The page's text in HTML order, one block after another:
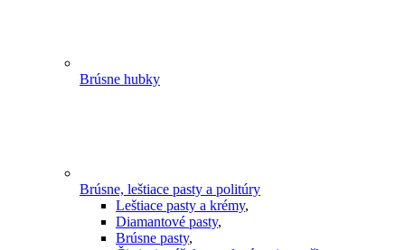
Brúsne hubky
Brúsne, leštiace pasty a politúry
Leštiace pasty a krémy,
Diamantové pasty,
Brúsne pasty,